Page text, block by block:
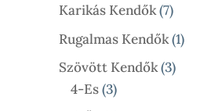
Termék
Karikás Kendők 77
Termék
Rugalmas Kendők 11
Szövött Kendők 33
4-Es 33